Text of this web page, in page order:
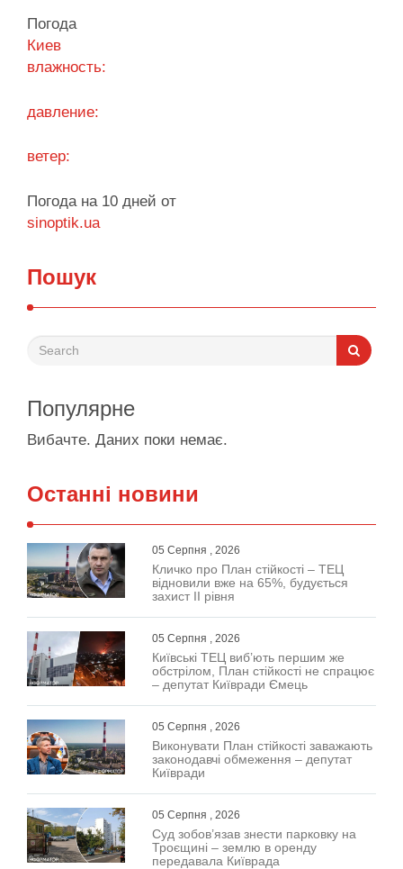
4 серпня заявив депутат Київської міської ради
від …
Погода
Киев
влажность:
давление:
ветер:
Погода на 10 дней от
sinoptik.ua
Пошук
Популярне
Вибачте. Даних поки немає.
Останні новини
05 Серпня , 2026
Кличко про План стійкості – ТЕЦ
відновили вже на 65%, будується
захист ІІ рівня
05 Серпня , 2026
Київські ТЕЦ виб’ють першим же
обстрілом, План стійкості не спрацює
– депутат Київради Ємець
05 Серпня , 2026
Виконувати План стійкості заважають
законодавчі обмеження – депутат
Київради
05 Серпня , 2026
Суд зобов’язав знести парковку на
Троєщині – землю в оренду
передавала Київрада